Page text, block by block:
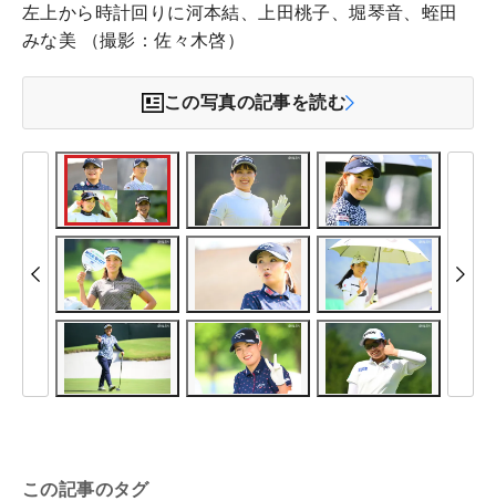
左上から時計回りに河本結、上田桃子、堀琴音、蛭田
みな美 （撮影：佐々木啓）
この写真の記事を読む
この記事のタグ